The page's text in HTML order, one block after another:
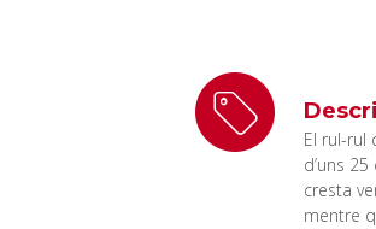
El rul-rul
d’uns
cresta
mentre